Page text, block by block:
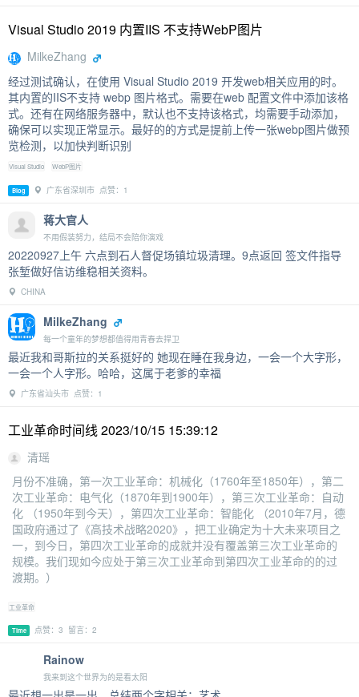
Visual Studio 2019 内置IIS 不支持WebP图片
MilkeZhang
经过测试确认，在使用 Visual Studio 2019 开发web相关应用的时。
其内置的IIS不支持 webp 图片格式。需要在web 配置文件中添加该格
式。还有在网络服务器中，默认也不支持该格式，均需要手动添加，
确保可以实现正常显示。最好的的方式是提前上传一张webp图片做预
览检测，以加快判断识别
Visual Studio WebP图片
Blog 广东省深圳市 点赞：1
蒋大官人
不用假装努力，结局不会陪你演戏
20220927上午 六点到石人督促场镇垃圾清理。9点返回 签文件指导
张堑做好信访维稳相关资料。
CHINA
MilkeZhang
每一个童年的梦想都值得用青春去捍卫
最近我和哥斯拉的关系挺好的 她现在睡在我身边，一会一个大字形，
一会一个人字形。哈哈，这属于老爹的幸福
广东省汕头市 点赞：1
工业革命时间线 2023/10/15 15:39:12
清瑶
月份不准确，第一次工业革命：机械化（1760年至1850年），第二
次工业革命：电气化（1870年到1900年），第三次工业革命：自动
化 （1950年到今天），第四次工业革命：智能化 （2010年7月，德
国政府通过了《高技术战略2020》，把工业确定为十大未来项目之
一，到今日，第四次工业革命的成就并没有覆盖第三次工业革命的
规模。我们现如今应处于第三次工业革命到第四次工业革命的的过
渡期。）
工业革命
Time 点赞：3 留言：2
Rainow
我来到这个世界为的是看太阳